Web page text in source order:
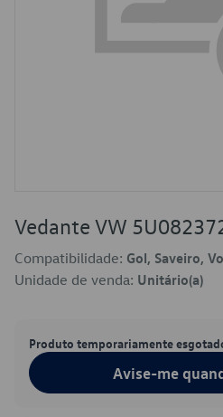
Vedante VW
Compatibilidade: Gol, Saveiro,
Unidade de venda: Unitário(a)
Produto temporariamente
Avise-me